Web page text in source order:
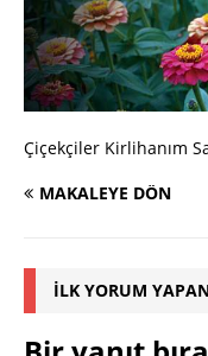
Çiçekçiler Kirlihanım
MAKALEYE DÖN
İLK YORUM